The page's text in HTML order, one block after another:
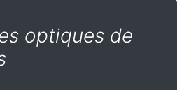
optiques de